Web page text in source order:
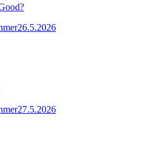
26.5.2026
27.5.2026